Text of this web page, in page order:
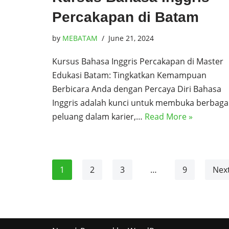
Percakapan di Batam
by MEBATAM June 21, 2024
Kursus Bahasa Inggris Percakapan di Master
Edukasi Batam: Tingkatkan Kemampuan
Berbicara Anda dengan Percaya Diri Bahasa
Inggris adalah kunci untuk membuka
peluang dalam karier,… Read More »
1 2 3 … 9